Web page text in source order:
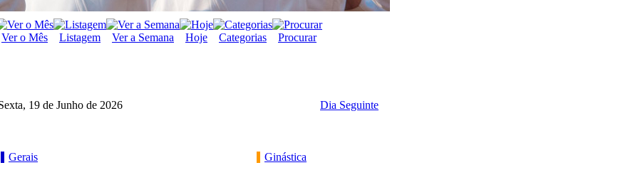
Ver o Mês Listagem Ver a Semana Hoje Categorias Procurar
19 de Junho de 2026
Dia Seguinte
Gerais Ginástica